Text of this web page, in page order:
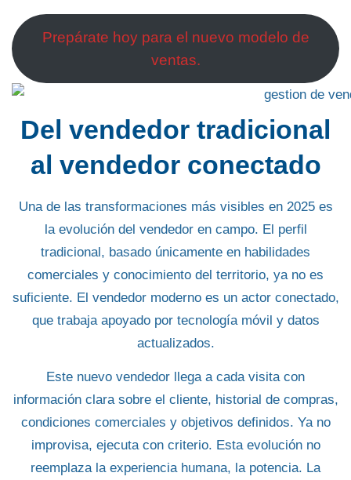
Prepárate hoy para el nuevo modelo de
ventas.
Del vendedor tradicional
al vendedor conectado
Una de las transformaciones más visibles en 2025es
la evolución del vendedor en campo. El perfil
tradicional, basado únicamente en habilidades
comerciales y conocimiento del territorio, ya no es
suficiente. El vendedor moderno es un actor conectado,
que trabaja apoyado por tecnología móvil y datos
actualizados.
Este nuevo vendedor llega a cada visita con
información clara sobre el cliente, historial de compras,
condiciones comerciales y objetivos definidos. Ya no
improvisa, ejecuta con criterio. Esta evolución no
reemplaza la experiencia humana, la potencia. La